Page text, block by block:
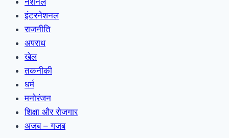
इंटरनेशनल
राजनीति
अपराध
खेल
तकनीकी
धर्म
मनोरंजन
शिक्षा और रोजगार
अजब – गजब